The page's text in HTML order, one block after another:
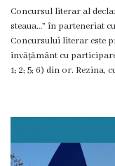
Licitații
și
achiziții
Plan
Concursul literar al
steaua…” în parteneriat
Concursului literar este
învățământ cu
1; 2; 5; 6) din or.